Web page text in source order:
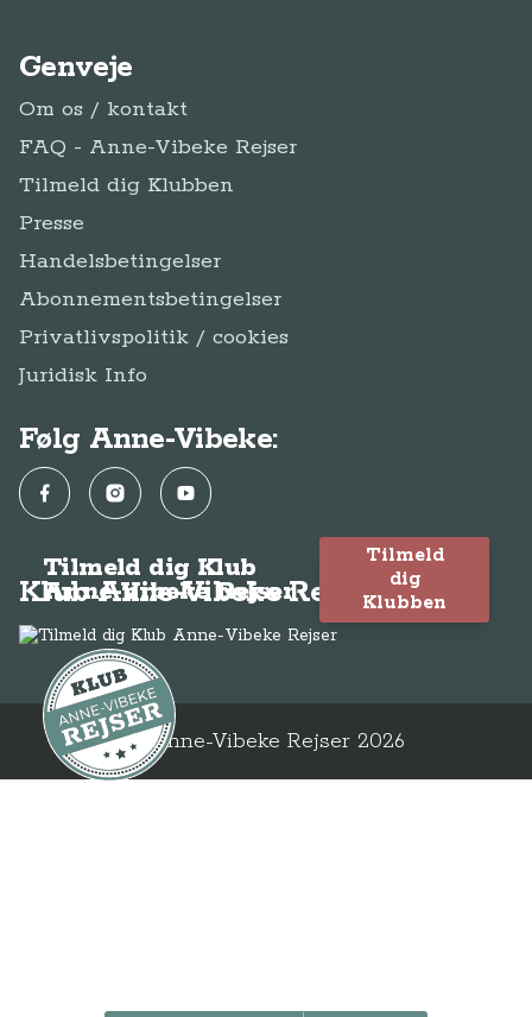
Genveje
Om os / kontakt
FAQ - Anne-Vibeke Rejser
Tilmeld dig Klubben
Presse
Handelsbetingelser
Abonnementsbetingelser
Privatlivspolitik / cookies
Juridisk Info
Følg Anne-Vibeke:
FacebookInstagramYouTube
Klub Anne-Vibeke Rejser
Tilmeld dig Klub
Anne-Vibeke Rejser
Tilmeld
dig
Klubben
© Anne-Vibeke Rejser 2026